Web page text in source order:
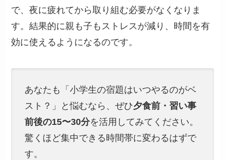
で、夜に疲れてから取り組む必要がなくなりま
す。結果的に親も子もストレスが減り、時間を有
効に使えるようになるのです。
あなたも「小学生の宿題はいつやるのがベ
スト？」と悩むなら、ぜひ夕食前・習い事
前後の15〜30分を活用してみてください。
驚くほど集中できる時間帯に変わるはずで
す。